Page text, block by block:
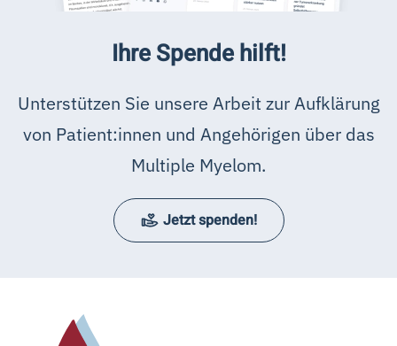
Ihre Spende hilft!
Unterstützen Sie unsere Arbeit zur Aufklärung
von Patient:innen und Angehörigen über das
Multiple Myelom.
Jetzt spenden!